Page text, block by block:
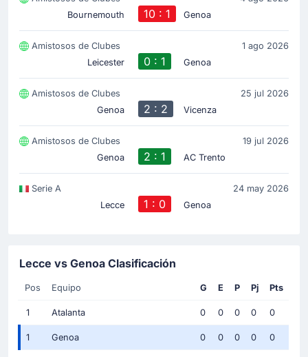
Bournemouth
10 : 1 Genoa
Amistosos de Clubes
1 ago 2026
Leicester
0 : 1 Genoa
Amistosos de Clubes
25 jul 2026
Genoa
2 : 2 Vicenza
Amistosos de Clubes
19 jul 2026
Genoa
2 : 1 AC Trento
Serie A
24 may 2026
Lecce
1 : 0 Genoa
Lecce vs Genoa Clasificación
Pos Equipo G E P Pj Pts
1 Atalanta 0 0 0 0 0
1 Genoa 0 0 0 0 0